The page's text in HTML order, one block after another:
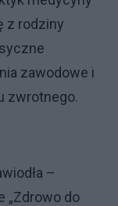
z rodziny
zawodowe i
zwrotnego.
–
„Zdrowo do